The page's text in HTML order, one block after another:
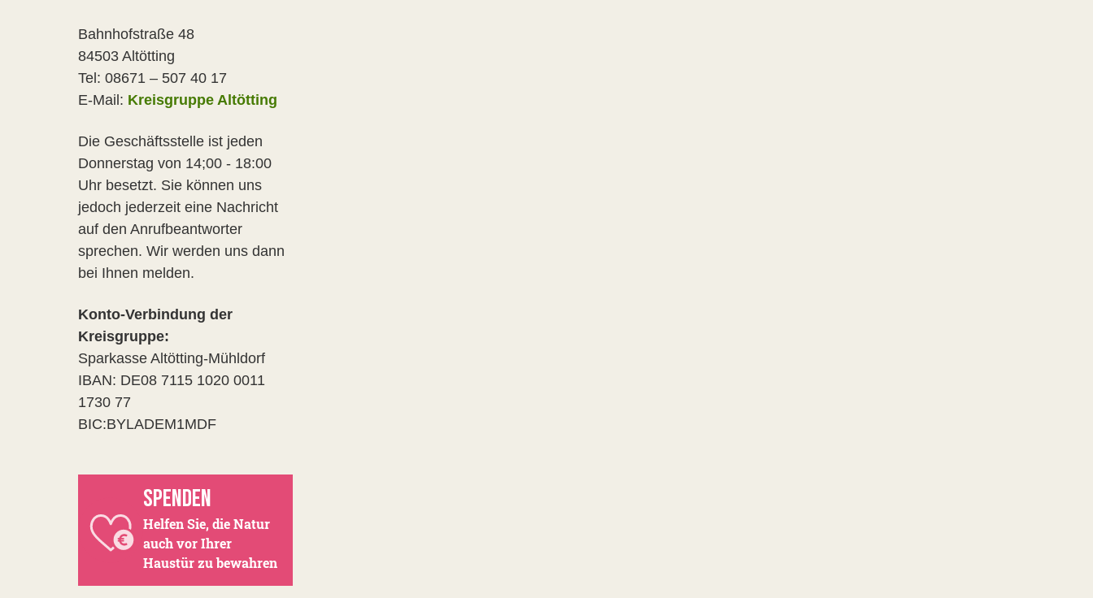
Bahnhofstraße 48
84503 Altötting
Tel: 08671 – 507 40 17
E-Mail: Kreisgruppe Altötting
Die Geschäftsstelle ist jeden
Donnerstag von 14;00 - 18:00
Uhr besetzt. Sie können uns
jedoch jederzeit eine Nachricht
auf den Anrufbeantworter
sprechen. Wir werden uns dann
bei Ihnen melden.
Konto-Verbindung der
Kreisgruppe:
Sparkasse Altötting-Mühldorf
IBAN: DE08 7115 1020 0011
1730 77
BIC:BYLADEM1MDF
SPENDEN
Helfen Sie, die Natur
auch vor Ihrer
Haustür zu bewahren